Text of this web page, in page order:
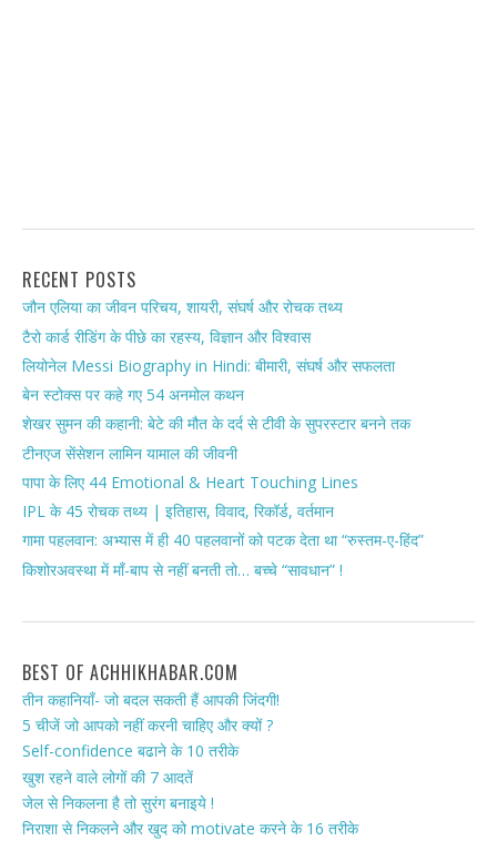
RECENT POSTS
जौन एलिया का जीवन परिचय, शायरी, संघर्ष और रोचक तथ्य
टैरो कार्ड रीडिंग के पीछे का रहस्य, विज्ञान और विश्वास
लियोनेल Messi Biography in Hindi: बीमारी, संघर्ष और सफलता
बेन स्टोक्स पर कहे गए 54 अनमोल कथन
शेखर सुमन की कहानी: बेटे की मौत के दर्द से टीवी के सुपरस्टार बनने तक
टीनएज सेंसेशन लामिन यामाल की जीवनी
पापा के लिए 44 Emotional & Heart Touching Lines
IPL के 45 रोचक तथ्य | इतिहास, विवाद, रिकॉर्ड, वर्तमान
गामा पहलवान: अभ्यास में ही 40 पहलवानों को पटक देता था “रुस्तम-ए-हिंद”
किशोरअवस्था में माँ-बाप से नहीं बनती तो… बच्चे “सावधान” !
BEST OF ACHHIKHABAR.COM
तीन कहानियाँ- जो बदल सकती हैं आपकी जिंदगी!
5 चीजें जो आपको नहीं करनी चाहिए और क्यों ?
Self-confidence बढाने के 10 तरीके
खुश रहने वाले लोगों की 7 आदतें
जेल से निकलना है तो सुरंग बनाइये !
निराशा से निकलने और खुद को motivate करने के 16 तरीके